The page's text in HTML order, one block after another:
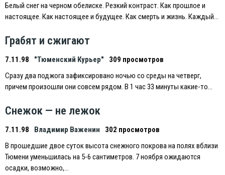
Белый снег на черном обелиске. Резкий контраст. Как прошлое и
настоящее. Как настоящее и будущее. Как смерть и жизнь. Каждый…
Грабят и сжигают
7.11.98 "Тюменский Курьер"
309 просмотров
Сразу два поджога зафиксировано ночью со среды на четверг,
причем произошли они совсем рядом. В 1 час 33 минуты какие-то…
Снежок — не лежок
7.11.98 Владимир Важенин
302 просмотров
В прошедшие двое суток высота снежного покрова на полях вблизи
Тюмени уменьшилась на 5-6 сантиметров. 7 ноября ожидаются
осадки, возможно,…